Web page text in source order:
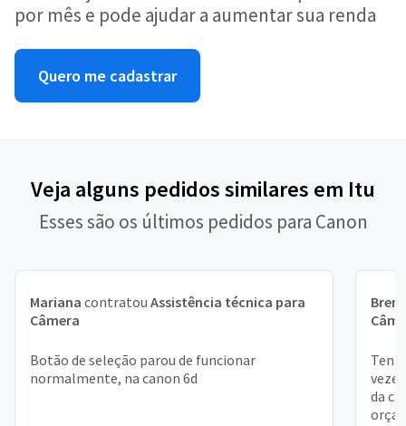
por mês e pode ajudar a aumentar sua renda
Quero me cadastrar
Veja alguns pedidos similares em Itu
Esses são os últimos pedidos para Canon
Mariana contratou Assistência técnica para
Câmera
Botão de seleção parou de funcionar
normalmente, na canon 6d
da